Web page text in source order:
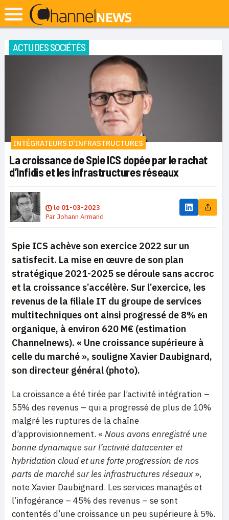
ACTU DES SOCIÉTÉS
INTÉGRATEURS D'INFRASTRUCTURES
La croissance de Spie ICS dopée par le rachat
d’Infidis et les infrastructures réseaux
le 01-03-2023
Par Johann Armand
Spie ICS achève son exercice 2022 sur un
satisfecit. La mise en œuvre de son plan
stratégique 2021-2025 se déroule sans accroc
et la croissance s’accélère. Sur l’exercice, les
revenus de la filiale IT du groupe de services
multitechniques ont ainsi progressé de 8% en
organique, à environ 620 M€ (estimation
Channelnews). « Une croissance supérieure à
celle du marché », souligne Xavier Daubignard,
son directeur général (photo).
La croissance a été tirée par l’activité intégration –
55% des revenus – qui a progressé de plus de 10%
malgré les ruptures de la chaîne
d’approvisionnement. « Nous avons enregistré une
bonne dynamique sur l’activité datacenter et
hybridation cloud et une forte progression de nos
parts de marché sur les infrastructures réseaux»,
note Xavier Daubignard. Les services managés et
l’infogérance – 45% des revenus – se sont
contentés d’une croissance un peu supérieure à 5%.